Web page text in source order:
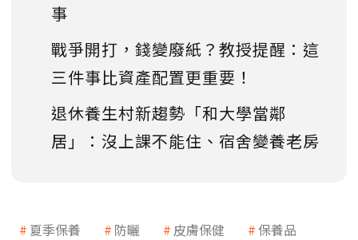
事
戰爭開打，錢變廢紙？教授提醒：這
三件事比資產配置更重要！
退休養生村新趨勢「和大學當鄰
居」：沒上課不能住、宿舍變養老房
夏季保養 防曬 皮膚保健
保養品